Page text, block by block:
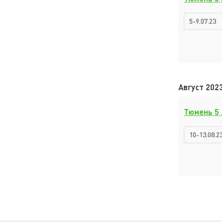
5-9.07.23
Август
Тюмень 5
10-